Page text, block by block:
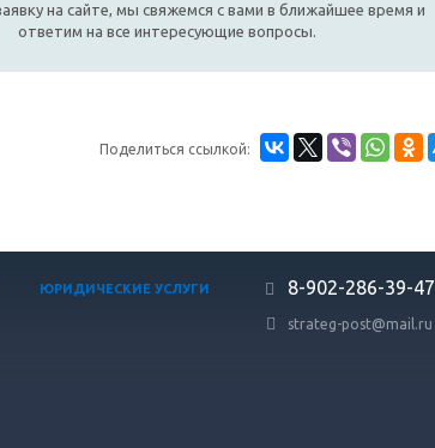
на сайте, мы свяжемся с вами в ближайшее время и
ответим на все интересующие вопросы.
Поделиться ссылкой:
ЮРИДИЧЕСКИЕ УСЛУГИ 8-902-286-39-47
strateg-post@mail.ru